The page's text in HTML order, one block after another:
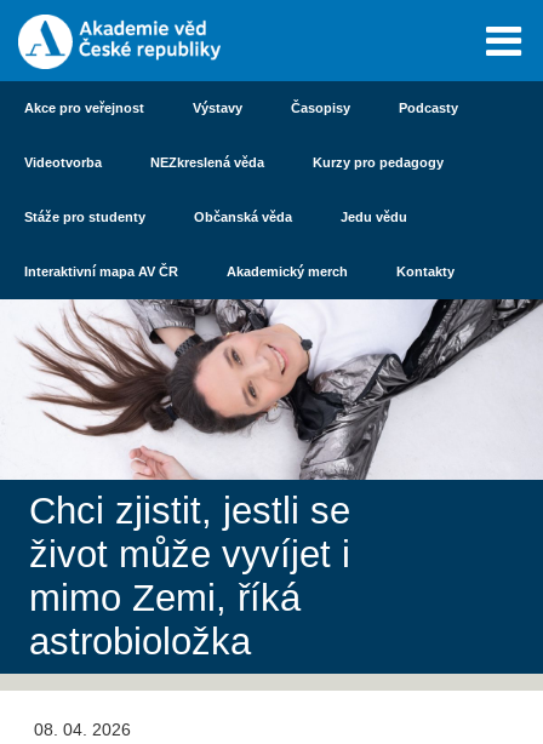
Akce pro veřejnost Výstavy Časopisy Podcasty
Videotvorba NEZkreslená věda Kurzy pro pedagogy
Stáže pro studenty Občanská věda Jedu vědu
Interaktivní mapa AV ČR Akademický merch Kontakty
Chci zjistit, jestli se
život může vyvíjet i
mimo Zemi, říká
astrobioložka
08. 04. 2026